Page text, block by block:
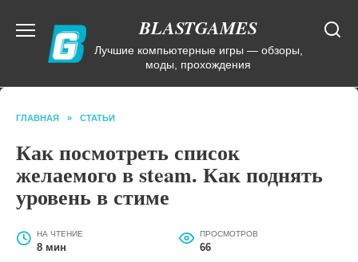
содержанию
BLASTGAMES
Лучшие компьютерные игры — обзоры,
моды, прохождения
ГЛАВНАЯ » СТАТЬИ
Как посмотреть список
желаемого в steam. Как поднять
уровень в стиме
НА ЧТЕНИЕ
8 мин
ПРОСМОТРОВ
66